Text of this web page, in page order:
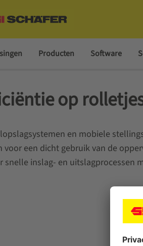
Producten Software
op
en mobiele
voor een dicht gebruik van de
snelle inslag- en uitslagprocessen